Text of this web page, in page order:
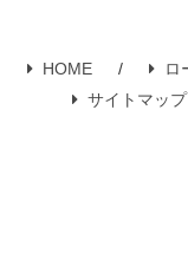
HOME ロ
サイトマップ